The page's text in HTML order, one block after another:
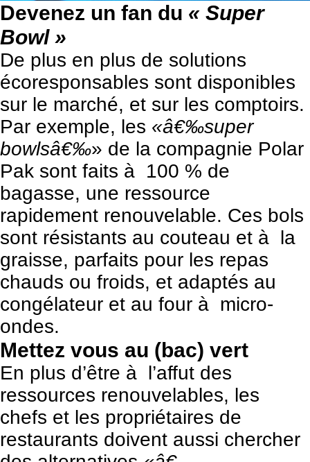
Devenez un fan du « Super
Bowl »
De plus en plus de solutions
écoresponsables sont disponibles
sur le marché, et sur les comptoirs.
Par exemple, les «â€‰super
bowlsâ€‰» de la compagnie Polar
Pak sont faits à 100 % de
bagasse, une ressource
rapidement renouvelable. Ces bols
sont résistants au couteau et à la
graisse, parfaits pour les repas
chauds ou froids, et adaptés au
congélateur et au four à micro-
ondes.
Mettez vous au (bac) vert
En plus d’être à l’affut des
ressources renouvelables, les
chefs et les propriétaires de
restaurants doivent aussi chercher